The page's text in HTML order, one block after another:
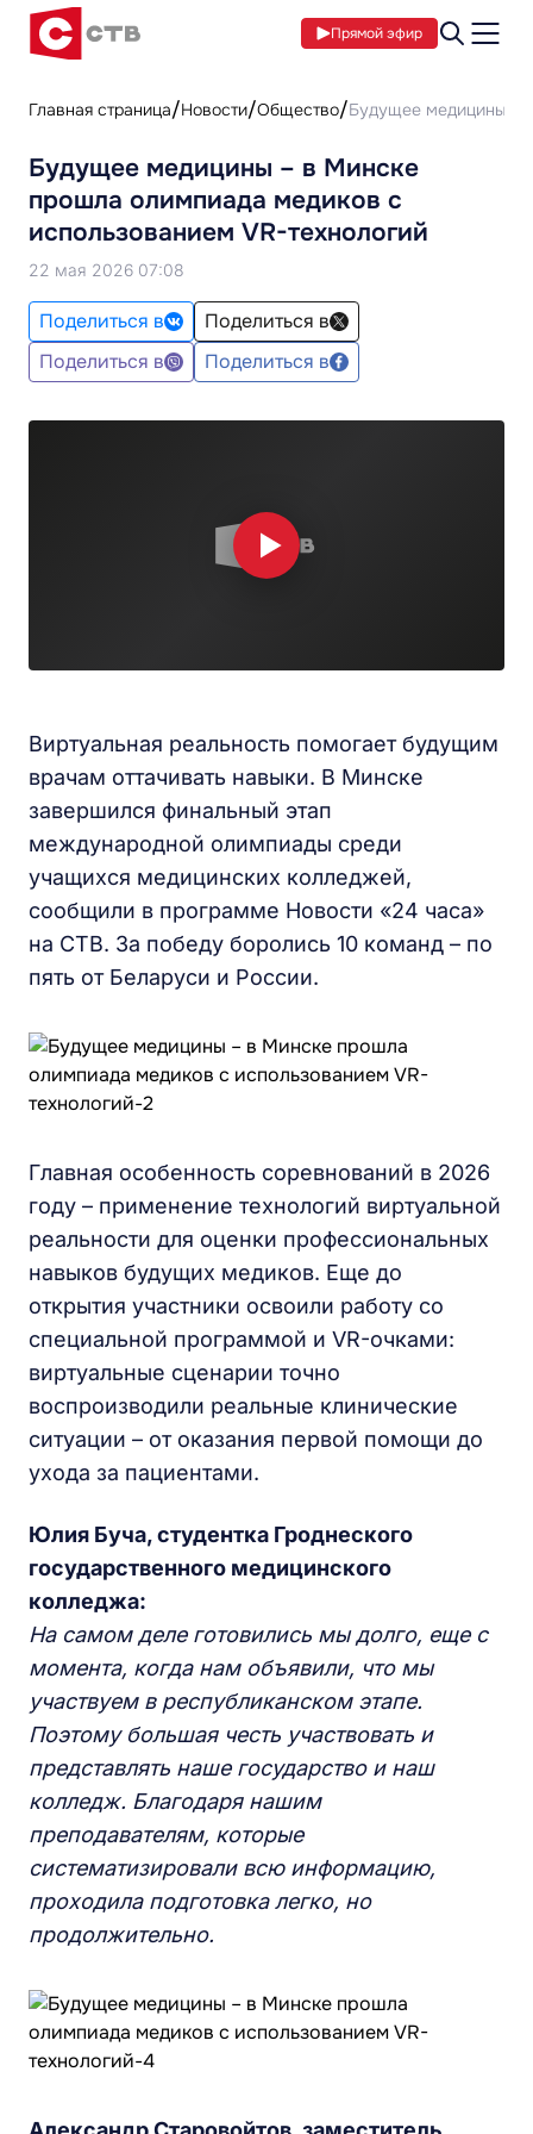
Прямой эфир
Главная страница Новости Общество Будущее медицины –
Будущее медицины – в Минске
прошла олимпиада медиков с
использованием VR-технологий
22 мая 2026 07:08
Поделиться в
Поделиться в
Поделиться в
Поделиться в
Виртуальная реальность помогает будущим
врачам оттачивать навыки. В Минске
завершился финальный этап
международной олимпиады среди
учащихся медицинских колледжей,
сообщили в программе Новости «24 часа»
на СТВ. За победу боролись 10 команд – по
пять от Беларуси и России.
Главная особенность соревнований в 2026
году – применение технологий виртуальной
реальности для оценки профессиональных
навыков будущих медиков. Еще до
открытия участники освоили работу со
специальной программой и VR-очками:
виртуальные сценарии точно
воспроизводили реальные клинические
ситуации – от оказания первой помощи до
ухода за пациентами.
Юлия Буча, студентка Гроднеского
государственного медицинского
колледжа:
На самом деле готовились мы долго, еще с
момента, когда нам объявили, что мы
участвуем в республиканском этапе.
Поэтому большая честь участвовать и
представлять наше государство и наш
колледж. Благодаря нашим
преподавателям, которые
систематизировали всю информацию,
проходила подготовка легко, но
продолжительно.